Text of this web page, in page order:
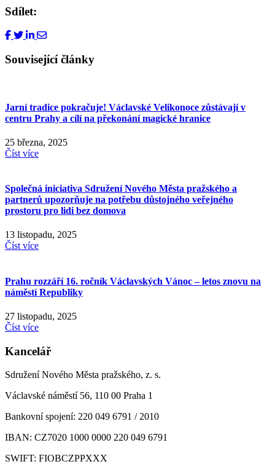
Sdílet:
Související články
Jarní tradice pokračuje! Václavské Velikonoce zůstávají v
centru Prahy a cílí na překonání magické hranice
25 března, 2025
Číst více
Společná iniciativa Sdružení Nového Města pražského a
partnerů upozorňuje na potřebu důstojného veřejného
prostoru pro lidi bez domova
13 listopadu, 2025
Číst více
Prahu rozzáří 16. ročník Václavských Vánoc – letos znovu na
náměstí Republiky
27 listopadu, 2025
Číst více
Kancelář
Sdružení Nového Města pražského, z. s.
Václavské náměstí 56, 110 00 Praha 1
Bankovní spojení: 220 049 6791 / 2010
IBAN: CZ7020 1000 0000 220 049 6791
SWIFT: FIOBCZPPXXX